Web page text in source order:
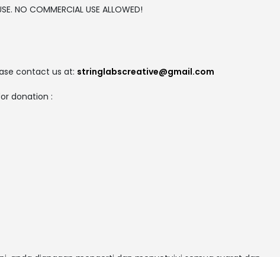
NO COMMERCIAL USE ALLOWED!
contact us at: stringlabscreative@gmail.com
donation :